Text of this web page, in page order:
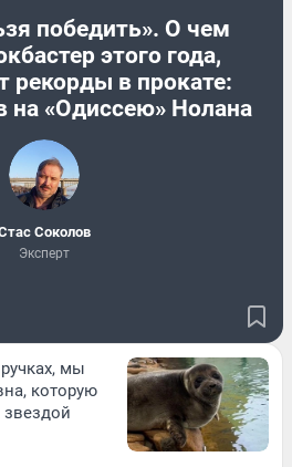
победить». О чем
этого года,
рекорды в прокате:
на «Одиссею» Нолана
Соколов
Эксперт
мы
которую
звездой